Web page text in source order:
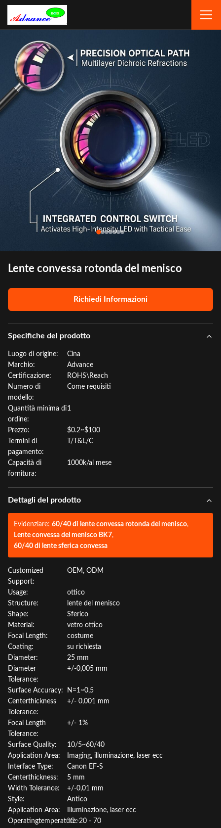
Lente convessa rotonda del menisco
Richiedi Informazioni
Specifiche del prodotto
Luogo di origine:
Cina
Marchio:
Advance
Certificazione:
ROHS\Reach
Numero di
modello:
Come requisiti
Quantità minima di
ordine:
1
Prezzo:
$0.2~$100
Termini di
pagamento:
T/T&L/C
Capacità di
fornitura:
1000k/al mese
Dettagli del prodotto
Evidenziare: 60/40 di lente convessa rotonda del menisco,
Lente convessa del menisco BK7,
60/40 di lente sferica convessa
Customized
Support:
OEM, ODM
Usage:
ottico
Structure:
lente del menisco
Shape:
Sferico
Material:
vetro ottico
Focal Length:
costume
Coating:
su richiesta
Diameter:
25 mm
Diameter
Tolerance:
+/-0,005 mm
Surface Accuracy:
N=1~0,5
Centerthickness
Tolerance:
+/- 0,001 mm
Focal Length
Tolerance:
+/- 1%
Surface Quality:
10/5~60/40
Application Area:
Imaging, illuminazione, laser ecc
Interface Type:
Canon EF-S
Centerthickness:
5 mm
Width Tolerance:
+/-0,01 mm
Style:
Antico
Application Area:
Illuminazione, laser ecc
Operatingtemperature:°C -20 - 70